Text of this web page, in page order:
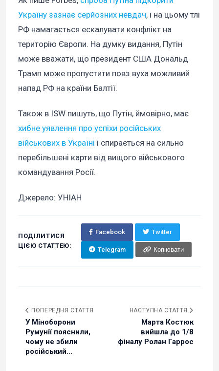
Україну зазнає серйозних невдач, і на цьому тлі
РФ намагається ескалувати конфлікт на
територію Європи. На думку видання, Путін
може вважати, що президент США Дональд
Трамп може пропустити повз вуха можливий
напад РФ на країни Балтії.
Також в ISW пишуть, що Путін, ймовірно, має
хибне уявлення про успіхи російських
військових в Україні і спирається на сильно
перебільшені карти від вищого військового
командування Росії.
Джерело: УНІАН
ПОДІЛИТИСЯ
ЦІЄЮ СТАТТЕЮ:
Facebook Twitter
Telegram Копіювати
ПОПЕРЕДНЯ СТАТТЯ
У Міноборони
Румунії пояснили,
чому не збили
російський...
НАСТУПНА СТАТТЯ
Марта Костюк
вийшла до 1/8
фіналу Ролан Гаррос